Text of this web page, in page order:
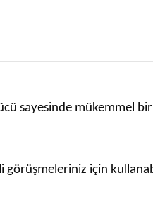
sayesinde mükemmel
için